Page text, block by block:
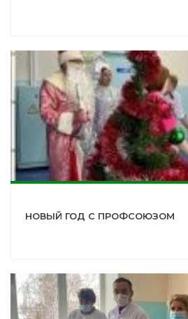
НОВЫЙ ГОД С ПРОФСОЮЗОМ